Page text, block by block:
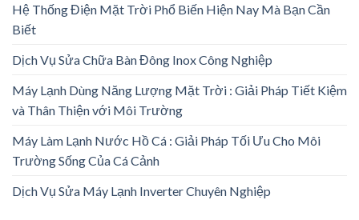
Hệ Thống Điện Mặt Trời Phổ Biến Hiện Nay Mà Bạn Cần
Biết
Dịch Vụ Sửa Chữa Bàn Đông Inox Công Nghiệp
Máy Lạnh Dùng Năng Lượng Mặt Trời : Giải Pháp Tiết Kiệm
và Thân Thiện với Môi Trường
Máy Làm Lạnh Nước Hồ Cá : Giải Pháp Tối Ưu Cho Môi
Trường Sống Của Cá Cảnh
Dịch Vụ Sửa Máy Lạnh Inverter Chuyên Nghiệp